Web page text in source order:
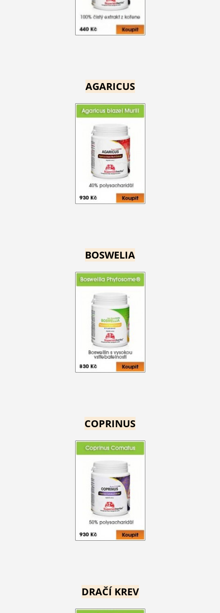
AGARICUS
BOSWELIA
COPRINUS
DRAČÍ KREV